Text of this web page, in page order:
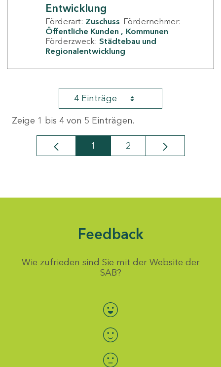
Entwicklung
Förderart: Zuschuss Fördernehmer:
Öffentliche Kunden
Kommunen
Förderzweck: Städtebau und
Regionalentwicklung
4 Einträge
Zeige 1 bis 4 von 5 Einträgen.
Seite
1 Seite
2
Feedback
Wie zufrieden sind Sie mit der Website der
SAB?
Bewertung auswählen